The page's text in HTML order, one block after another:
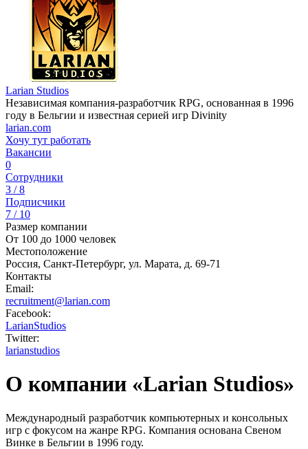
Larian Studios
Независимая компания-разработчик RPG, основанная в 1996
году в Бельгии и известная серией игр Divinity
larian.com
Хочу тут работать
Вакансии
0
Сотрудники
3 / 8
Подписчики
7 / 10
Размер компании
От 100 до 1000 человек
Местоположение
Россия, Санкт-Петербург, ул. Марата, д. 69-71
Контакты
Email:
recruitment@larian.com
Facebook:
LarianStudios
Twitter:
larianstudios
О компании «Larian Studios»
Международный разработчик компьютерных и консольных
игр с фокусом на жанре RPG. Компания основана Свеном
Винке в Бельгии в 1996 году.